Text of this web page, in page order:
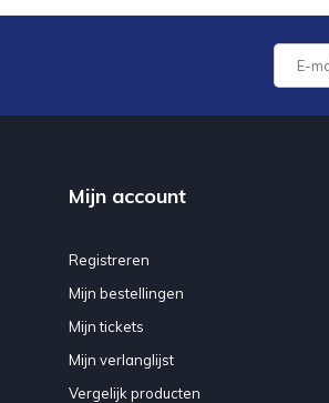
Mijn account
Registreren
Mijn bestellingen
Mijn tickets
Mijn verlanglijst
Vergelijk producten